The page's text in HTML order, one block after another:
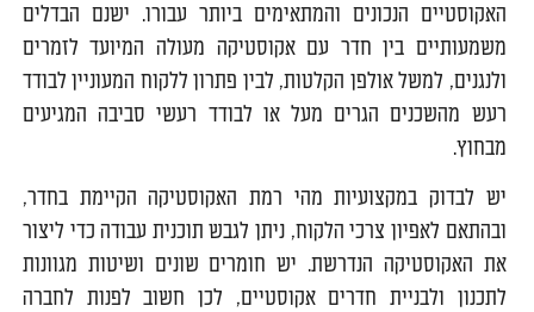
האקוסטיים הנכונים והמתאימים ביותר עבורו. ישנם הבדלים
משמעותיים בין חדר עם אקוסטיקה מעולה המיועד לזמרים
ולנגנים, למשל אולפן הקלטות, לבין פתרון ללקוח המעוניין לבודד
רעש מהשכנים הגרים מעל או לבודד רעשי סביבה המגיעים
מבחוץ.
יש לבדוק במקצועיות מהי רמת האקוסטיקה הקיימת בחדר,
ובהתאם לאפיון צרכי הלקוח, ניתן לגבש תוכנית עבודה כדי ליצור
את האקוסטיקה הנדרשת. יש חומרים שונים ושיטות מגוונות
לתכנון ולבניית חדרים אקוסטיים, לכן חשוב לפנות לחברה